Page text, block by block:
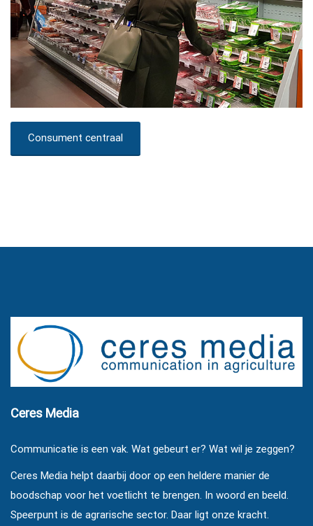
Consument centraal
Ceres Media
Communicatie is een vak. Wat gebeurt er? Wat wil je zeggen?
Ceres Media helpt daarbij door op een heldere manier de
boodschap voor het voetlicht te brengen. In woord en beeld.
Speerpunt is de agrarische sector. Daar ligt onze kracht.